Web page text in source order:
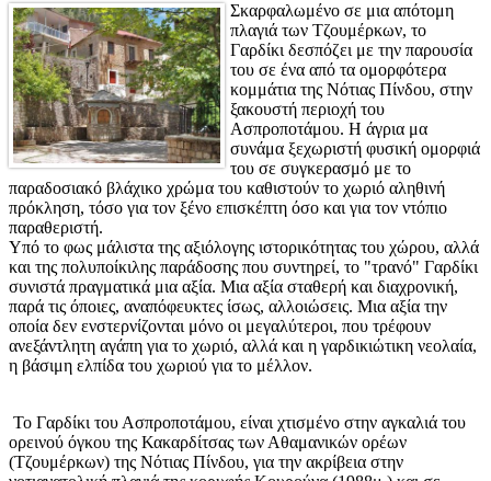
Σκαρφαλωμένο σε μια απότομη
πλαγιά των Τζουμέρκων, το
Γαρδίκι δεσπόζει με την παρουσία
του σε ένα από τα ομορφότερα
κομμάτια της Νότιας Πίνδου, στην
ξακουστή περιοχή του
Ασπροποτάμου. Η άγρια μα
συνάμα ξεχωριστή φυσική ομορφιά
του σε συγκερασμό με το
παραδοσιακό βλάχικο χρώμα του καθιστούν το χωριό αληθινή
πρόκληση, τόσο για τον ξένο επισκέπτη όσο και για τον ντόπιο
παραθεριστή.
Υπό το φως μάλιστα της αξιόλογης ιστορικότητας του χώρου, αλλά
και της πολυποίκιλης παράδοσης που συντηρεί, το "τρανό" Γαρδίκι
συνιστά πραγματικά μια αξία. Μια αξία σταθερή και διαχρονική,
παρά τις όποιες, αναπόφευκτες ίσως, αλλοιώσεις. Μια αξία την
οποία δεν ενστερνίζονται μόνο οι μεγαλύτεροι, που τρέφουν
ανεξάντλητη αγάπη για το χωριό, αλλά και η γαρδικιώτικη νεολαία,
η βάσιμη ελπίδα του χωριού για το μέλλον.
Το Γαρδίκι του Ασπροποτάμου, είναι χτισμένο στην αγκαλιά του
ορεινού όγκου της Κακαρδίτσας των Αθαμανικών ορέων
(Τζουμέρκων) της Νότιας Πίνδου, για την ακρίβεια στην